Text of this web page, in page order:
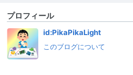
プロフィール
id:PikaPikaLight
このブログについて